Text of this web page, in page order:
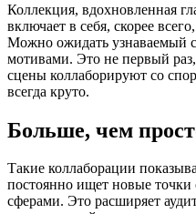
Коллекция, вдохновленная
включает в себя, скорее
Можно ожидать узнаваемый
мотивами. Это не первый
сцены коллаборируют со
всегда круто.
Больше, чем
Такие коллаборации
постоянно ищет новые точки
сферами. Это расширяет